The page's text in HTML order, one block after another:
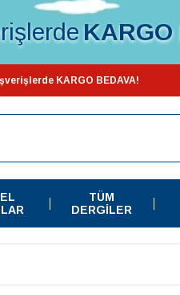
KARGO
KARGO BEDAVA!
TÜM
DERGILER